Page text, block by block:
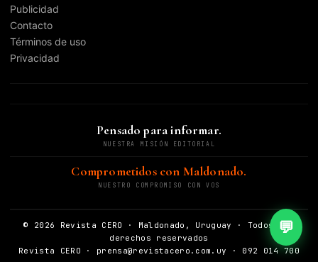
Publicidad
Contacto
Términos de uso
Privacidad
Pensado para informar.
NUESTRA MISIÓN EDITORIAL
Comprometidos con Maldonado.
NUESTRO COMPROMISO CON VOS
© 2026 Revista CERO · Maldonado, Uruguay · Todos los
derechos reservados
Revista CERO · prensa@revistacero.com.uy · 092 014 700
💬